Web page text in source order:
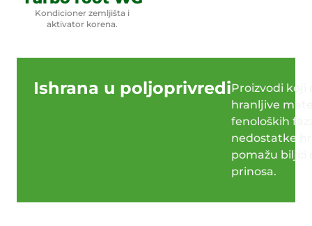
Kondicioner zemljišta i
aktivator korena.
Ishrana u poljoprivrediProizvodi koji
hranljive
fenoloških
nedostatke
pomažu biljci
prinosa.